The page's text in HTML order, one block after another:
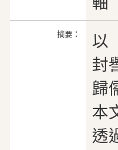
摘要：
以
封
歸
本
透